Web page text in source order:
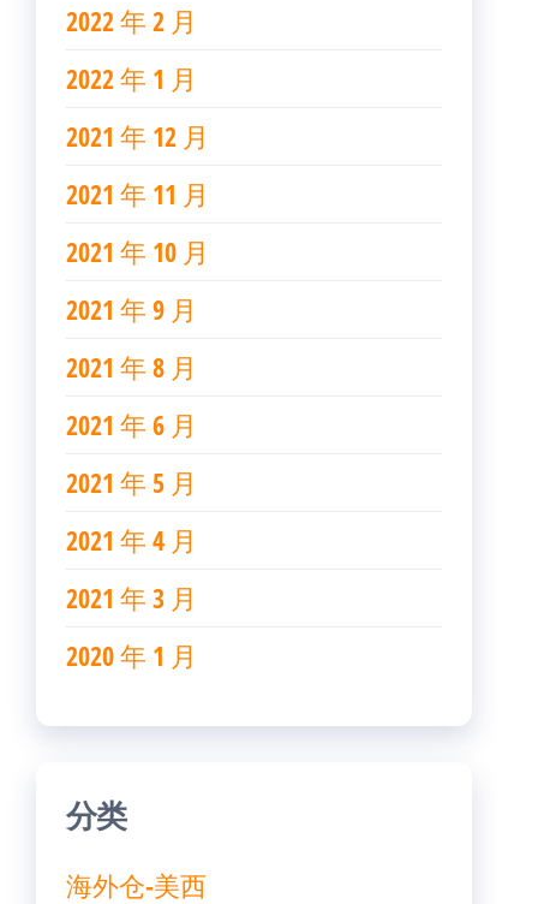
2022 年 2 月
2022 年 1 月
2021 年 12 月
2021 年 11 月
2021 年 10 月
2021 年 9 月
2021 年 8 月
2021 年 6 月
2021 年 5 月
2021 年 4 月
2021 年 3 月
2020 年 1 月
分类
海外仓-美西